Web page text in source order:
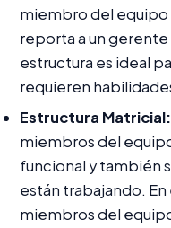
miembro del equipo
reporta a un
estructura es ideal
requieren
Estructura Matricial:
miembros del
funcional y también
están trabajando.
miembros del